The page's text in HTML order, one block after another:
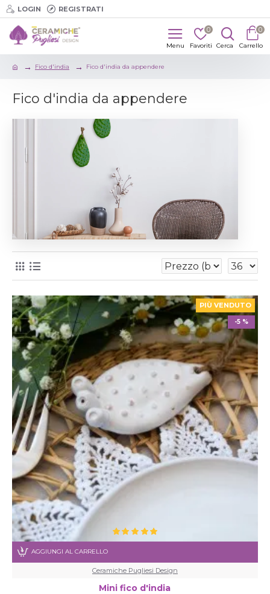
LOGIN REGISTRATI
0 0
Fico d'india Fico d'india da appendere
Fico d'india da appendere
PIÙ VENDUTO
-5 %
Ceramiche Pugliesi Design
Mini fico d'india
AGGIUNGI AL CARRELLO